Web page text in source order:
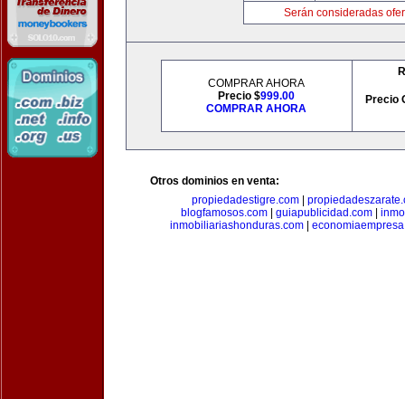
Serán consideradas
COMPRAR AHORA
Precio $999.00
COMPRAR AHORA
Precio
Otros dominios en venta:
propiedadestigre.com
blogfamosos.com
guiapublicidad.com
inmobiliariashonduras.com